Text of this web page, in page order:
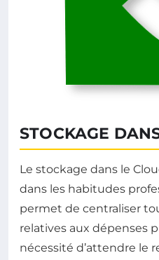
STOCKAGE
Le stockage dans le
dans les habitudes
permet de centraliser
relatives aux dépenses
nécessité d’attendre le